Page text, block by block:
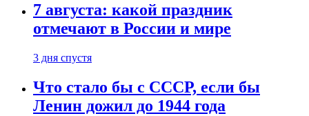
7 августа: какой праздник
отмечают в России и мире
3 дня спустя
Что стало бы с СССР, если бы
Ленин дожил до 1944 года